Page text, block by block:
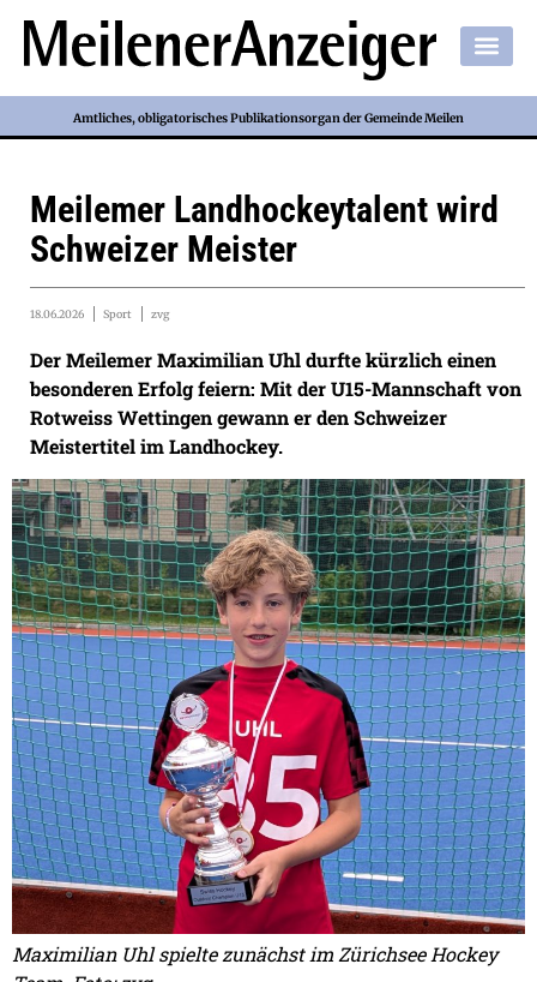
Amtliches, obligatorisches Publikationsorgan der Gemeinde Meilen
Meilemer Landhockeytalent wird
Schweizer Meister
18.06.2026 Sport zvg
Der Meilemer Maximilian Uhl durfte kürzlich einen
besonderen Erfolg feiern: Mit der U15-Mannschaft von
Rotweiss Wettingen gewann er den Schweizer
Meistertitel im Landhockey.
Maximilian Uhl spielte zunächst im Zürichsee Hockey